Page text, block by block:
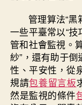
管理算法“黑
一些平臺常以“技
管和社會監視。
紗”，還有助于
性、平安性，從
規請包養留言板
然是監視的條件